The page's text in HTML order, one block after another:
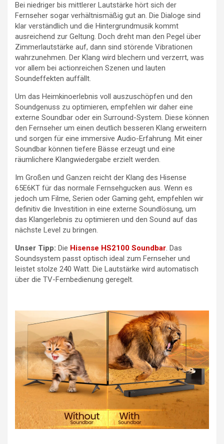
Bei niedriger bis mittlerer Lautstärke hört sich der
Fernseher sogar verhältnismäßig gut an. Die Dialoge sind
klar verständlich und die Hintergrundmusik kommt
ausreichend zur Geltung. Doch dreht man den Pegel über
Zimmerlautstärke auf, dann sind störende Vibrationen
wahrzunehmen. Der Klang wird blechern und verzerrt, was
vor allem bei actionreichen Szenen und lauten
Soundeffekten auffällt.
Um das Heimkinoerlebnis voll auszuschöpfen und den
Soundgenuss zu optimieren, empfehlen wir daher eine
externe Soundbar oder ein Surround-System. Diese können
den Fernseher um einen deutlich besseren Klang erweitern
und sorgen für eine immersive Audio-Erfahrung. Mit einer
Soundbar können tiefere Bässe erzeugt und eine
räumlichere Klangwiedergabe erzielt werden.
Im Großen und Ganzen reicht der Klang des Hisense
65E6KT für das normale Fernsehgucken aus. Wenn es
jedoch um Filme, Serien oder Gaming geht, empfehlen wir
definitiv die Investition in eine externe Soundlösung, um
das Klangerlebnis zu optimieren und den Sound auf das
nächste Level zu bringen.
Unser Tipp: Die Hisense HS2100 Soundbar. Das
Soundsystem passt optisch ideal zum Fernseher und
leistet stolze 240 Watt. Die Lautstärke wird automatisch
über die TV-Fernbedienung geregelt.